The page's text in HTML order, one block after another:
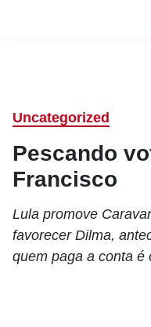
Uncategorized
Pescando
Francisco
Lula promove
favorecer Dilma,
quem paga a conta é